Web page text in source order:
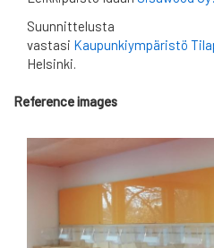
Suunnittelusta
vastasi Kaupunkiympäristö
Helsinki.
Reference images